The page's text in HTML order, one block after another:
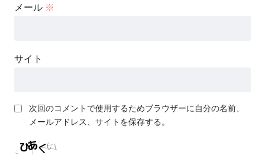
メール ※
サイト
次回のコメントで使用するためブラウザーに自分の名前、
メールアドレス、サイトを保存する。